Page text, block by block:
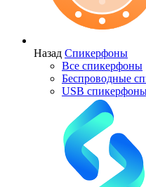
Назад Спикерфоны
Все спикерфоны
Беспроводные
USB